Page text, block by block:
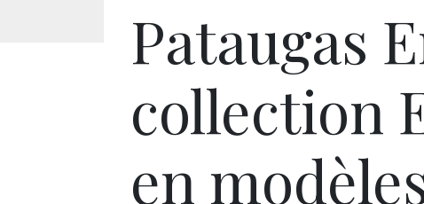
Pataugas
collection
en